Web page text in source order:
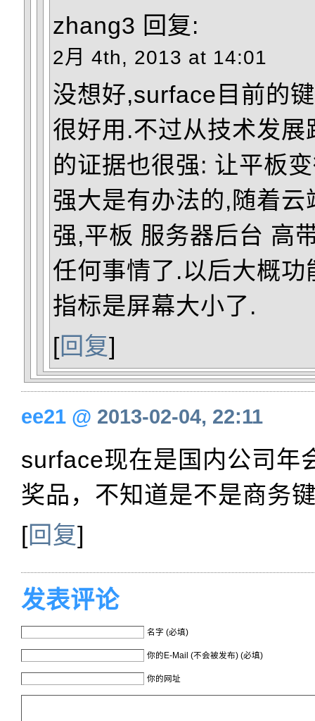
zhang3 回复:
2月 4th, 2013 at 14:01
没想好,surface目前的
很好用.不过从技术发展
的证据也很强: 让平板
强大是有办法的,随着云
强,平板 服务器后台 高
任何事情了.以后大概功
指标是屏幕大小了.
[回复]
ee21 @ 2013-02-04, 22:11
surface现在是国内公司年
奖品，不知道是不是商务
[回复]
发表评论
名字 (必填)
你的E-Mail (不会被发布) (必填)
你的网址